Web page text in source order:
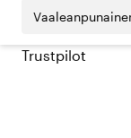
Trustpilot